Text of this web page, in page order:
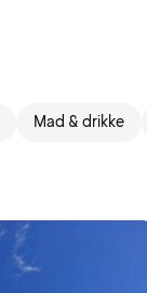
Mad & drikke